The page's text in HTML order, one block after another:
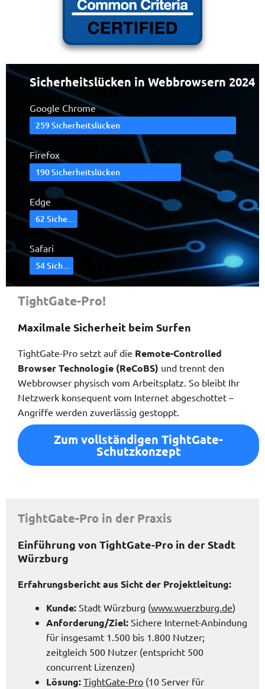
Sicherheitslücken in Webbrowsern 2024
Google Chrome
259 Sicherheitslücken
Firefox
190 Sicherheitslücken
Edge
62 Sicherheitslücken
Safari
54 Sicherheitslücken
TightGate-Pro!
Maxilmale Sicherheit beim Surfen
TightGate-Pro setzt auf die Remote-Controlled
Browser Technologie (ReCoBS) und trennt den
Webbrowser physisch vom Arbeitsplatz. So bleibt Ihr
Netzwerk konsequent vom Internet abgeschottet –
Angriffe werden zuverlässig gestoppt.
Zum vollständigen TightGate-
Schutzkonzept
TightGate-Pro in der Praxis
Einführung von TightGate-Pro in der Stadt
Würzburg
Erfahrungsbericht aus Sicht der Projektleitung:
Kunde: Stadt Würzburg (www.wuerzburg.de)
Anforderung/Ziel: Sichere Internet-Anbindung
für insgesamt 1.500 bis 1.800 Nutzer;
zeitgleich 500 Nutzer (entspricht 500
concurrent Lizenzen)
Lösung: TightGate-Pro (10 Server für